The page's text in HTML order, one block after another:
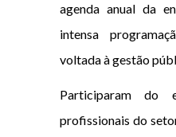
agenda anual da
intensa
voltada à gestão
Participaram do
profissionais do